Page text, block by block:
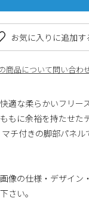
商品について問い合わ
お気に入りに追加す
適な柔らかいフリー
もに余裕を持たせた
マチ付きの脚部パネ
像の仕様・デザイン
さい。